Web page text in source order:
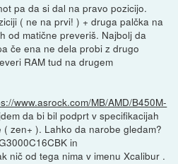
pa da si dal na pravo pozicijo.
( ne na prvi! ) + druga palčka na
od matične preveriš. Najbolj da
če ena ne dela probi z drugo
RAM tud na drugem
www.asrock.com/MB/AMD/B450M-
da bi bil podprt v specifikacijah
zen+ ). Lahko da narobe gledam?
in
nič od tega nima v imenu Xcalibur .